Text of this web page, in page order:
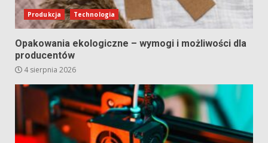
Produkcja Technologia
Opakowania ekologiczne – wymogi i możliwości dla
producentów
4 sierpnia 2026